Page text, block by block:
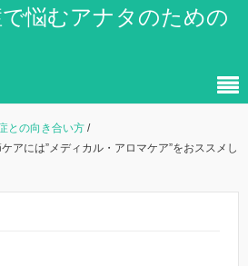
悩むアナタのための
との向き合い方 /
アには”メディカル・アロマケア”をおススメし